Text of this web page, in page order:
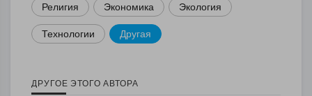
Религия Экономика Экология
Технологии Другая
ДРУГОЕ ЭТОГО АВТОРА